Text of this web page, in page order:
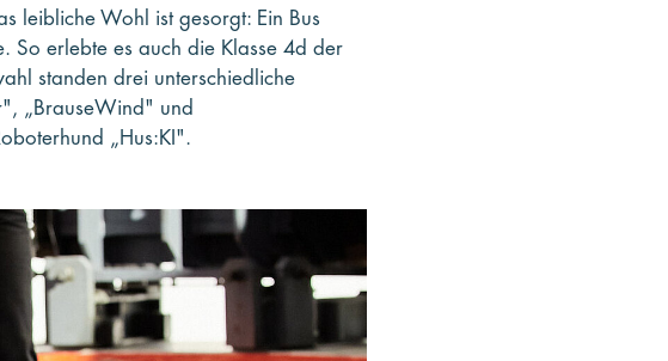
leibliche Wohl ist gesorgt: Ein Bus
So erlebte es auch die Klasse 4d der
standen drei unterschiedliche
„BrauseWind" und
„Hus:KI".